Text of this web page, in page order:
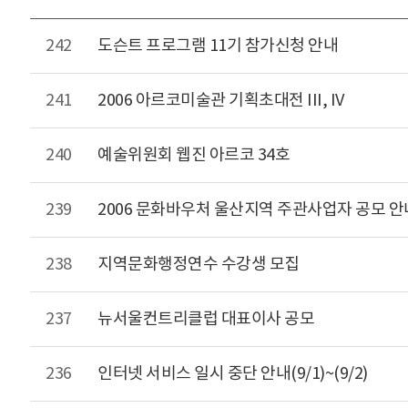
242 도슨트 프로그램 11기 참가신청 안내
241 2006 아르코미술관 기획초대전 III, IV
240 예술위원회 웹진 아르코 34호
239 2006 문화바우처 울산지역 주관사업자 공모 안
238 지역문화행정연수 수강생 모집
237 뉴서울컨트리클럽 대표이사 공모
236 인터넷 서비스 일시 중단 안내(9/1)~(9/2)